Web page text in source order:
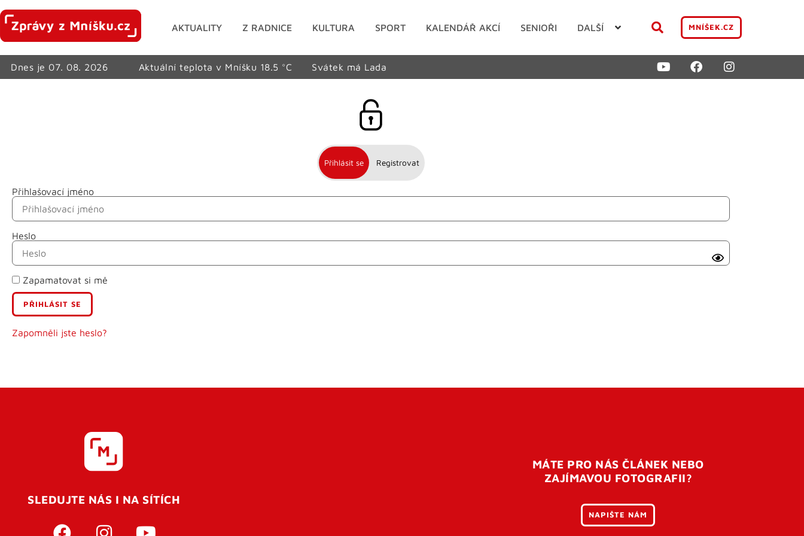
AKTUALITY Z RADNICE KULTURA SPORT KALENDÁŘ AKCÍ SENIOŘI DALŠÍ MNÍŠEK.CZ
Dnes je 07. 08. 2026 Aktuální teplota v Mníšku 18.5 °C Svátek má Lada
Přihlásit se Registrovat
Přihlašovací jméno
Heslo
Zapamatovat si mě
Zapomněli jste heslo?
Jméno
Příjmení
E-mail
Uživatelské jméno
SLEDUJTE NÁS I NA SÍTÍCH
MÁTE PRO NÁS ČLÁNEK NEBO
ZAJÍMAVOU FOTOGRAFII?
NAPIŠTE NÁM